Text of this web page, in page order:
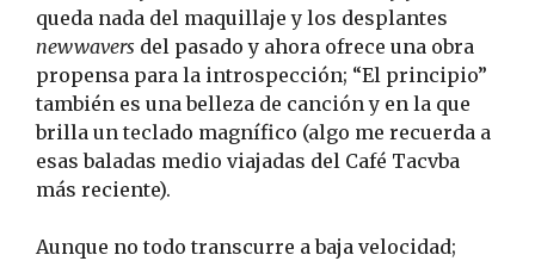
queda nada del maquillaje y los desplantes
newwavers del pasado y ahora ofrece una obra
propensa para la introspección; “El principio”
también es una belleza de canción y en la que
brilla un teclado magnífico (algo me recuerda a
esas baladas medio viajadas del Café Tacvba
más reciente).
Aunque no todo transcurre a baja velocidad;